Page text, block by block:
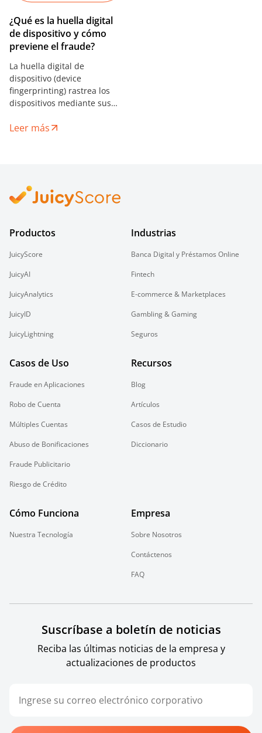
¿Qué es la huella digital
de dispositivo y cómo
previene el fraude?
La huella digital de
dispositivo (device
fingerprinting) rastrea los
dispositivos mediante sus
necesidad de cookies.
de riesgos.
Leer más
Productos
JuicyScore
JuicyAI
JuicyAnalytics
JuicyID
JuicyLightning
Industrias
Banca Digital y Préstamos Online
Fintech
E-commerce & Marketplaces
Gambling & Gaming
Seguros
Casos de Uso
Fraude en Aplicaciones
Robo de Cuenta
Múltiples Cuentas
Abuso de Bonificaciones
Fraude Publicitario
Riesgo de Crédito
Recursos
Blog
Artículos
Casos de Estudio
Diccionario
Cómo Funciona
Nuestra Tecnología
Empresa
Sobre Nosotros
Contáctenos
FAQ
Suscríbase a boletín de noticias
Reciba las últimas noticias de la empresa y
actualizaciones de productos